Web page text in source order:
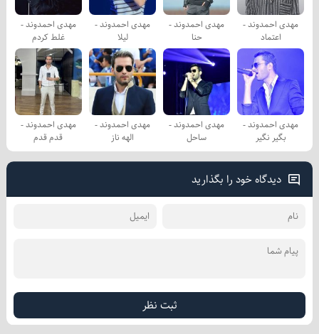
مهدی احمدوند -
اعتماد
مهدی احمدوند -
حنا
مهدی احمدوند -
لیلا
مهدی احمدوند -
غلط کردم
مهدی احمدوند -
بگیر نگیر
مهدی احمدوند -
ساحل
مهدی احمدوند -
الهه ناز
مهدی احمدوند -
قدم قدم
دیدگاه خود را بگذارید
ثبت نظر